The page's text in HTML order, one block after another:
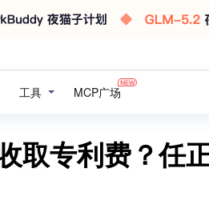
工具 MCP广场
取专利费？任